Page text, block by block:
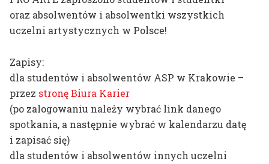
Wystawa
końcoworoczna
Harmonogram roku
akademickiego
Potwierdzenie efektów
Badania naukowe
Instrukcja zakupów
oraz absolwentów i absolwentki wszystkich
uczelni artystycznych w Polsce!
Zapisy:
dla studentów i absolwentów ASP w Krakowie –
przez stronę Biura Karier
(po zalogowaniu należy wybrać link danego
spotkania, a następnie wybrać w kalendarzu datę
i zapisać się)
dla studentów i absolwentów innych uczelni